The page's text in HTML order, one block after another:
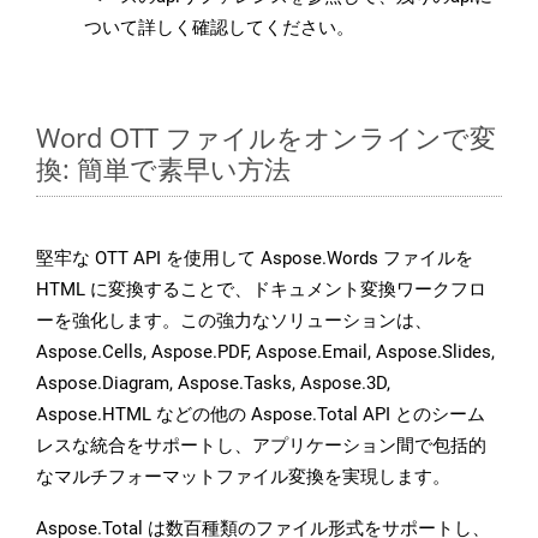
ついて詳しく確認してください。
Word OTT ファイルをオンラインで変
換: 簡単で素早い方法
堅牢な OTT API を使用して Aspose.Words ファイルを
HTML に変換することで、ドキュメント変換ワークフロ
ーを強化します。この強力なソリューションは、
Aspose.Cells, Aspose.PDF, Aspose.Email, Aspose.Slides,
Aspose.Diagram, Aspose.Tasks, Aspose.3D,
Aspose.HTML などの他の Aspose.Total API とのシーム
レスな統合をサポートし、アプリケーション間で包括的
なマルチフォーマットファイル変換を実現します。
Aspose.Total は数百種類のファイル形式をサポートし、